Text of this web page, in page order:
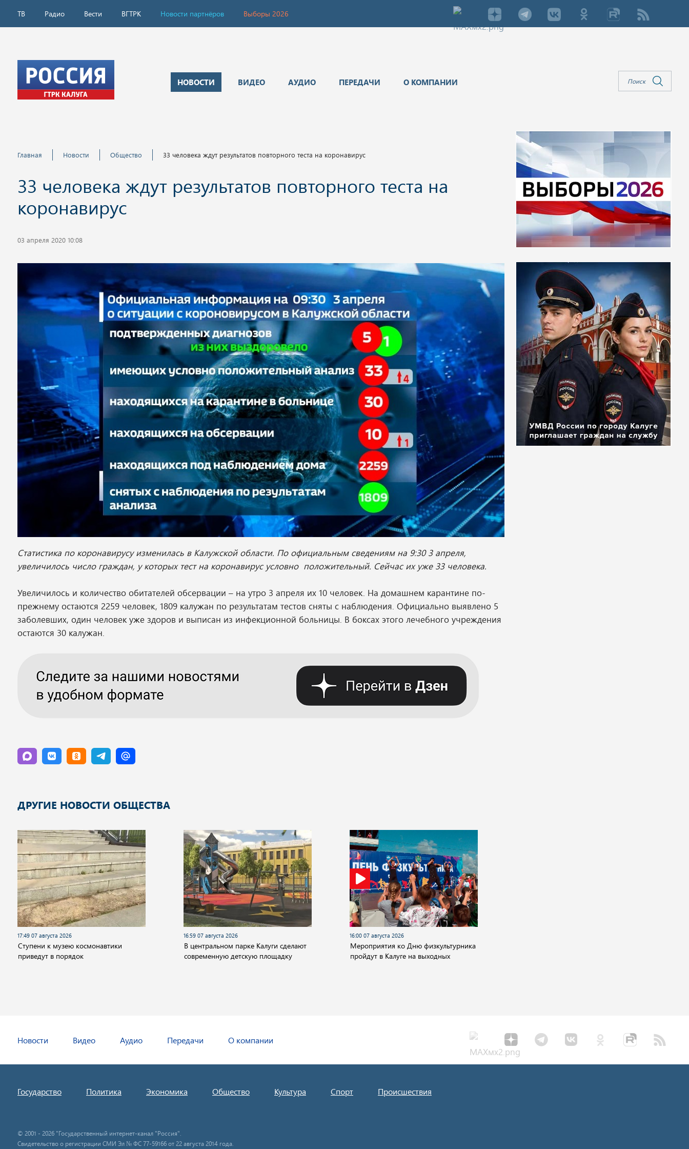
ТВ Радио Вести ВГТРК Новости партнёров Выборы 2026
НОВОСТИ ВИДЕО АУДИО ПЕРЕДАЧИ О КОМПАНИИ
Главная Новости Общество 33 человека ждут результатов повторного теста на коронавирус
33 человека ждут результатов повторного теста на
коронавирус
03 апреля 2020 10:08
Статистика по коронавирусу изменилась в Калужской области. По официальным сведениям на 9:30 3 апреля,
увеличилось число граждан, у которых тест на коронавирус условно положительный. Сейчас их уже 33 человека.
Увеличилось и количество обитателей обсервации – на утро 3 апреля их 10 человек. На домашнем карантине по-
прежнему остаются 2259 человек, 1809 калужан по результатам тестов сняты с наблюдения. Официально выявлено 5
заболевших, один человек уже здоров и выписан из инфекционной больницы. В боксах этого лечебного учреждения
остаются 30 калужан.
ДРУГИЕ НОВОСТИ ОБЩЕСТВА
17:49 07 августа 2026
Cтупени к музею космонавтики
приведут в порядок
16:59 07 августа 2026
В центральном парке Калуги сделают
современную детскую площадку
16:00 07 августа 2026
Мероприятия ко Дню физкультурника
пройдут в Калуге на выходных
Новости Видео Аудио Передачи О компании
Государство Политика Экономика Общество Культура Спорт Происшествия
© 2001 - 2026 "Государственный интернет-канал "Россия".
Свидетельство о регистрации СМИ Эл № ФС 77-59166 от 22 августа 2014 года.